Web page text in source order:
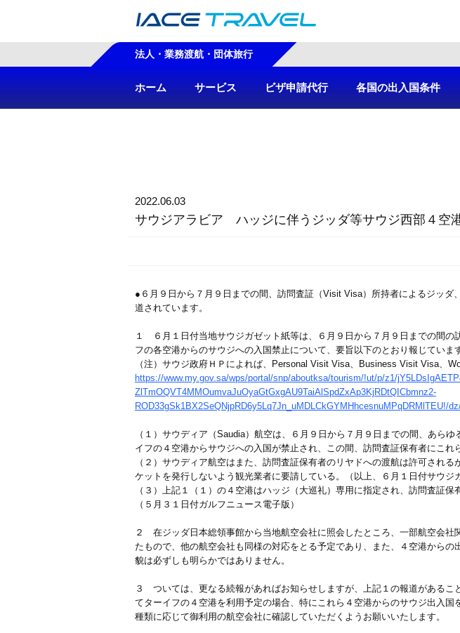
法人・業務渡航・団体旅行
ホーム サービス ビザ申請代行 各国の出入国条件
2022.06.03
サウジアラビア ハッジに伴うジッダ等サウジ西部４空
●６月９日から７月９日までの間、訪問査証（Visit Visa）所持者によるジッ
道されています。
１ ６月１日付当地サウジガゼット紙等は、６月９日から７月９日までの間
フの各空港からのサウジへの入国禁止について、要旨以下のとおり報じていま
（注）サウジ政府ＨＰによれば、Personal Visit Visa、Business Visit Visa、
https://www.my.gov.sa/wps/portal/snp/aboutksa/tourism/!ut/p/z1/
ZlTmOQVT4MMOumvaJuOyaGtGxgAU9TaiAlSpdZxAp3KjRDtQICbmnz2-
ROD33gSk1BX2SeQNjpRD6y5Lq7Jn_uMDLCkGYMHhcesnuMPqDRMlTEU!/
（１）サウディア（Saudia）航空は、６月９日から７月９日までの間、あら
イフの４空港からサウジへの入国が禁止され、この間、訪問査証保有者にこ
（２）サウディア航空はまた、訪問査証保有者のリヤドへの渡航は許可され
ケットを発行しないよう観光業者に要請している。（以上、６月１日付サウジ
（３）上記１（１）の４空港はハッジ（大巡礼）専用に指定され、訪問査証
（５月３１日付ガルフニュース電子版）
２ 在ジッダ日本総領事館から当地航空会社に照会したところ、一部航空会
たもので、他の航空会社も同様の対応をとる予定であり、また、４空港から
貌は必ずしも明らかではありません。
３ ついては、更なる続報があればお知らせしますが、上記１の報道がある
てターイフの４空港を利用予定の場合、特にこれら４空港からのサウジ出入
種類に応じて御利用の航空会社に確認していただくようお願いいたします。